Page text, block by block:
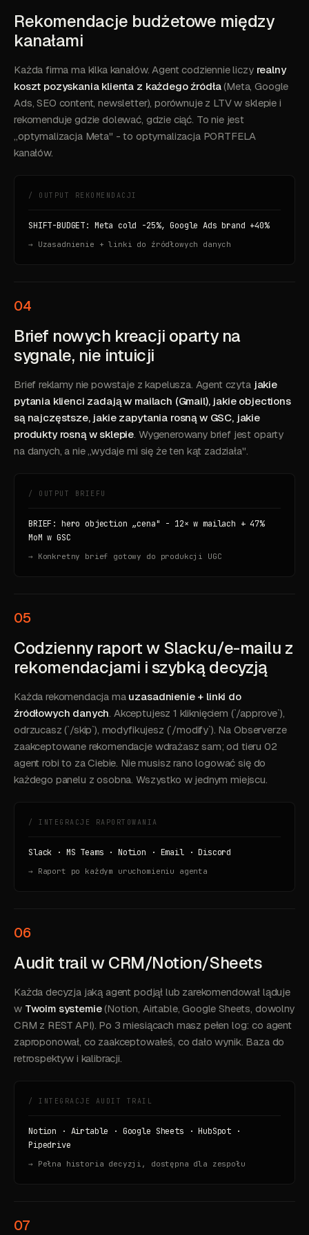
Rekomendacje budżetowe między
kanałami
Każda firma ma kilka kanałów. Agent codziennie liczy realny
koszt pozyskania klienta z każdego źródła(Meta, Google
Ads, SEO content, newsletter), porównuje z LTV w sklepie i
rekomenduje gdzie dolewać, gdzie ciąć. To nie jest
„optymalizacja Meta" - to optymalizacja PORTFELA
kanałów.
/ OUTPUT REKOMENDACJI
SHIFT-BUDGET: Meta cold -25%, Google Ads brand +40%
→ Uzasadnienie + linki do źródłowych danych
04
Brief nowych kreacji oparty na
sygnale, nie intuicji
Brief reklamy nie powstaje z kapelusza. Agent czyta jakie
pytania klienci zadają w mailach (Gmail), jakie objections
są najczęstsze, jakie zapytania rosną w GSC, jakie
produkty rosną w sklepie. Wygenerowany brief jest oparty
na danych, a nie „wydaje mi się że ten kąt zadziała".
/ OUTPUT BRIEFU
BRIEF: hero objection „cena" - 12× w mailach + 47%
MoM w GSC
→ Konkretny brief gotowy do produkcji UGC
05
Codzienny raport w Slacku/e-mailu z
rekomendacjami i szybką decyzją
Każda rekomendacja ma uzasadnienie + linki do
źródłowych danych. Akceptujesz 1 kliknięciem (`/approve`),
odrzucasz (`/skip`), modyfikujesz (`/modify`). Na Observerze
zaakceptowane rekomendacje wdrażasz sam; od tieru 02
agent robi to za Ciebie. Nie musisz rano logować się do
każdego panelu z osobna. Wszystko w jednym miejscu.
/ INTEGRACJE RAPORTOWANIA
Slack · MS Teams · Notion · Email · Discord
→ Raport po każdym uruchomieniu agenta
06
Audit trail w CRM/Notion/Sheets
Każda decyzja jaką agent podjął lub zarekomendował ląduje
w Twoim systemie(Notion, Airtable, Google Sheets, dowolny
CRM z REST API). Po 3 miesiącach masz pełen log: co agent
zaproponował, co zaakceptowałeś, co dało wynik. Baza do
retrospektyw i kalibracji.
/ INTEGRACJE AUDIT TRAIL
Notion · Airtable · Google Sheets · HubSpot ·
Pipedrive
→ Pełna historia decyzji, dostępna dla zespołu
07